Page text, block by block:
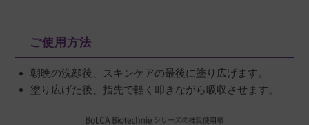
ご使用方法
朝晩の洗顔後、スキンケアの最後に塗り広げます。
塗り広げた後、指先で軽く叩きながら吸収させます。